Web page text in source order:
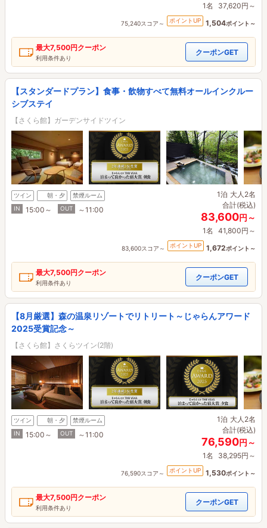
1名 37,620円～
75,240スコア～ ポイントUP 1,504ポイント～
最大7,500円クーポン
利用条件あり
クーポンGET
【スタンダードプラン】食事・飲物すべて無料オールインクルー
シブステイ
【さくら館】ガーデンサイドツイン
ツイン 朝・夕
禁煙ルーム
IN
15:00～ OUT ～11:00
1泊 大人2名
合計(税込)
83,600円～
1名 41,800円～
83,600スコア～ ポイントUP 1,672ポイント～
最大7,500円クーポン
利用条件あり
クーポンGET
【8月厳選】森の温泉リゾートでリトリート～じゃらんアワード
2025受賞記念～
【さくら館】さくらツイン(2階)
ツイン 朝・夕
禁煙ルーム
IN
15:00～ OUT ～11:00
1泊 大人2名
合計(税込)
76,590円～
1名 38,295円～
76,590スコア～ ポイントUP 1,530ポイント～
最大7,500円クーポン
利用条件あり
クーポンGET